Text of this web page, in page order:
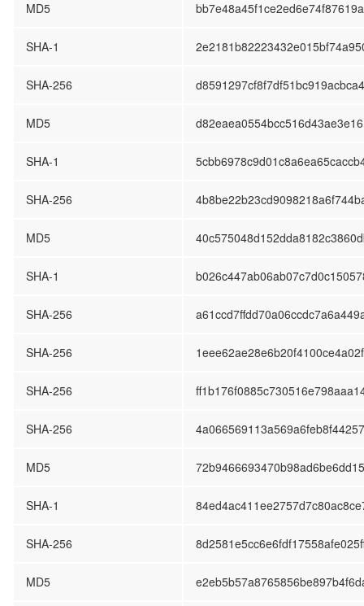
MD5
SHA-1
SHA-256
MD5
SHA-1
SHA-256
MD5
SHA-1
SHA-256
SHA-256
SHA-256
SHA-256
MD5
SHA-1
SHA-256
MD5